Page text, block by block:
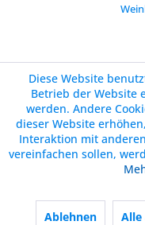
Diese Website
Betrieb der Website
werden. Andere
dieser Website
Interaktion mit
vereinfachen sollen,
Ablehnen Alle